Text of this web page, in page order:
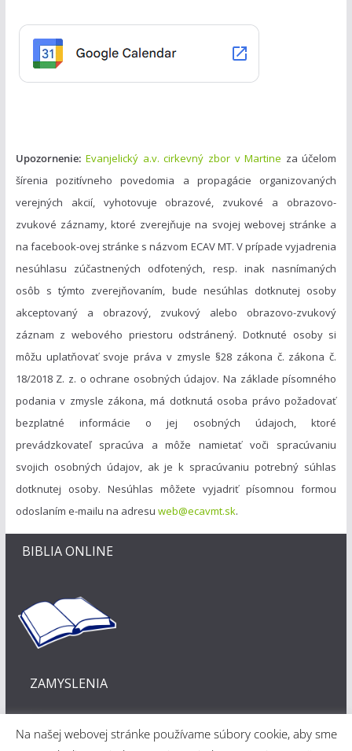
r
Upozornenie: Evanjelický a.v. cirkevný zbor v Martine za účelom
šírenia pozitívneho povedomia a propagácie organizovaných
verejných akcií, vyhotovuje obrazové, zvukové a obrazovo-
zvukové záznamy, ktoré zverejňuje na svojej webovej stránke a
na facebook-ovej stránke s názvom ECAV MT. V prípade vyjadrenia
nesúhlasu zúčastnených odfotených, resp. inak nasnímaných
osôb s týmto zverejňovaním, bude nesúhlas dotknutej osoby
akceptovaný a obrazový, zvukový alebo obrazovo-zvukový
záznam z webového priestoru odstránený. Dotknuté osoby si
môžu uplatňovať svoje práva v zmysle §28 zákona č. zákona č.
18/2018 Z. z. o ochrane osobných údajov. Na základe písomného
podania v zmysle zákona, má dotknutá osoba právo požadovať
bezplatné informácie o jej osobných údajoch, ktoré
prevádzkovateľ spracúva a môže namietať voči spracúvaniu
svojich osobných údajov, ak je k spracúvaniu potrebný súhlas
dotknutej osoby. Nesúhlas môžete vyjadriť písomnou formou
odoslaním e-mailu na adresu web@ecavmt.sk.
BIBLIA ONLINE
ZAMYSLENIA
Na našej webovej stránke používame súbory cookie, aby sme